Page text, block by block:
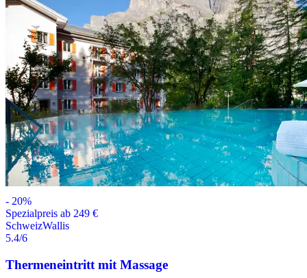
- 20%
Spezialpreis ab 249 €
SchweizWallis
5.4/6
Thermeneintritt mit Massage